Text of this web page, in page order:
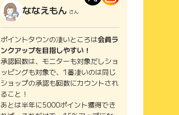
ななえもん さん
ポイントタウンの凄いところは会員ラ
ンクアップを目指しやすい！
承認回数は、モニターも対象だしショ
ッピングも対象で、1番凄いのは同じ
ショップの承認も回数にカウントされ
ること！
あとは半年に5000ポイント獲得でき